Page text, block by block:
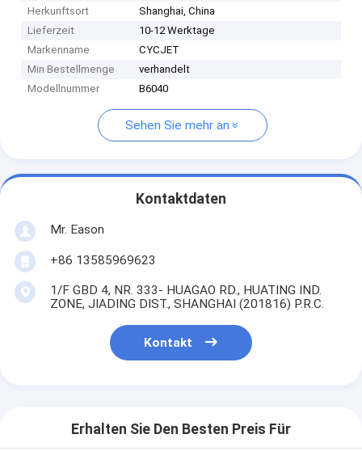
Herkunftsort
Shanghai, China
Lieferzeit
10-12 Werktage
Markenname
CYCJET
Min Bestellmenge
verhandelt
Modellnummer
B6040
Sehen Sie mehr an
Kontaktdaten
Mr. Eason
+86 13585969623
1/F GBD 4, NR. 333- HUAGAO RD., HUATING IND.
ZONE, JIADING DIST., SHANGHAI (201816) P.R.C.
Kontakt
Erhalten Sie Den Besten Preis Für